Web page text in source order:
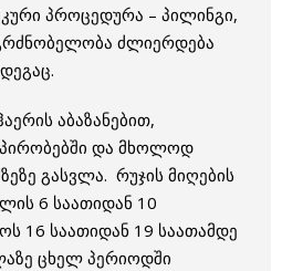
პროცედურა – პილინგი,
ძლიერდება
აბაზანებით,
და მხოლოდ
გასვლა. რუჯის მიღების
6 საათიდან 10
16 საათიდან 19 საათამდე
ცხელ პერიოდში